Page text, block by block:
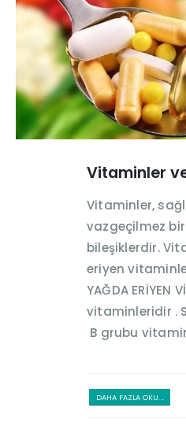
Vitaminler
Vitaminler,
vazgeçilmez
bileşiklerdir.
eriyen
YAĞDA ERİYEN
vitaminleridir .
B grubu
DAHA FAZLA OKU...